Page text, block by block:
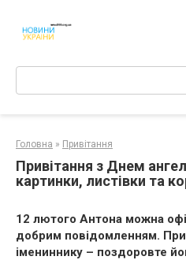
контенту
Поиск:
Головна » Привітання
Привітання з Днем
картинки, листівки та
12 лютого Антона можна
добрим повідомленням.
імениннику – поздоровте